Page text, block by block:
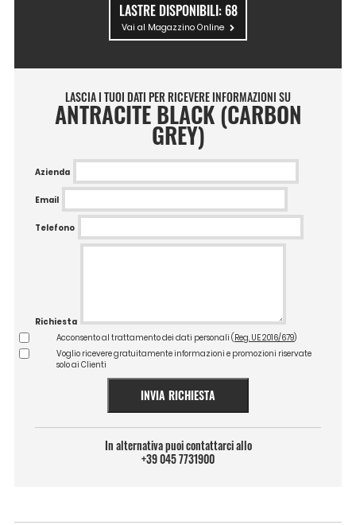
LASTRE DISPONIBILI:68
Vai al Magazzino Online
LASCIA I TUOI DATI PER RICEVERE INFORMAZIONI SU
ANTRACITE BLACK (CARBON
GREY)
Azienda
Email
Telefono
Richiesta
Acconsento al trattamento dei dati personali ( Reg. UE 2016/679)
Voglio ricevere gratuitamente informazioni e promozioni riservate
solo ai Clienti
INVIA RICHIESTA
In alternativa puoi contattarci allo
+39 045 7731900